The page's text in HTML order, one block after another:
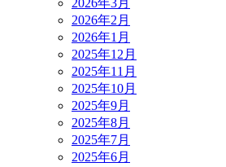
2026年2月
2026年1月
2025年12月
2025年11月
2025年10月
2025年9月
2025年8月
2025年7月
2025年6月